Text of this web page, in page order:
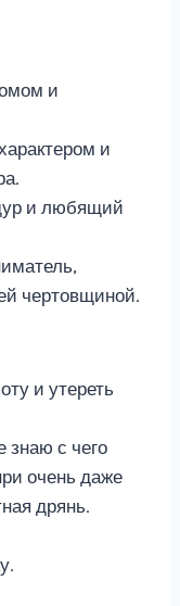
и
и
и любящий
чертовщиной.
и утереть
знаю с чего
очень даже
дрянь.